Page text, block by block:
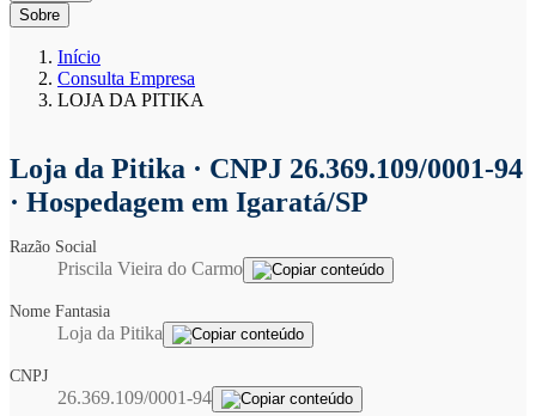
Sobre
Início
Consulta Empresa
LOJA DA PITIKA
Loja da Pitika · CNPJ 26.369.109/0001-94
· Hospedagem em Igaratá/SP
Razão Social
Priscila Vieira do Carmo
Nome Fantasia
Loja da Pitika
CNPJ
26.369.109/0001-94